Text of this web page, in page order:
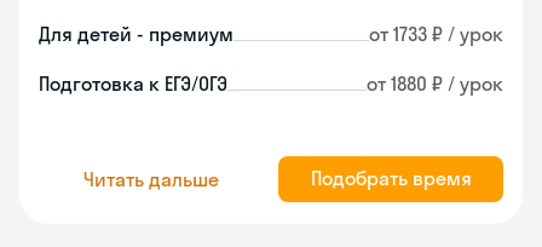
Для детей - премиум от 1733 ₽ / урок
Подготовка к ЕГЭ/ОГЭ от 1880 ₽ / урок
Читать дальше Подобрать время